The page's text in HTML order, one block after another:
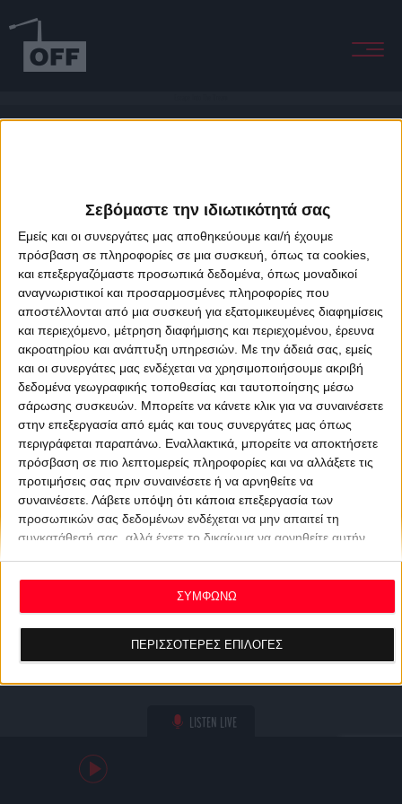
Σεβόμαστε την ιδιωτικότητά σας
Εμείς και οι συνεργάτες μας αποθηκεύουμε και/ή έχουμε
πρόσβαση σε πληροφορίες σε μια συσκευή, όπως τα cookies,
και επεξεργαζόμαστε προσωπικά δεδομένα, όπως μοναδικοί
αναγνωριστικοί και προσαρμοσμένες πληροφορίες που
αποστέλλονται από μια συσκευή για εξατομικευμένες διαφημίσεις
και περιεχόμενο, μέτρηση διαφήμισης και περιεχομένου, έρευνα
ακροατηρίου και ανάπτυξη υπηρεσιών. Με την άδειά σας, εμείς
και οι συνεργάτες μας ενδέχεται να χρησιμοποιήσουμε ακριβή
δεδομένα γεωγραφικής τοποθεσίας και ταυτοποίησης μέσω
σάρωσης συσκευών. Μπορείτε να κάνετε κλικ για να συναινέσετε
στην επεξεργασία από εμάς και τους συνεργάτες μας όπως
περιγράφεται παραπάνω. Εναλλακτικά, μπορείτε να αποκτήσετε
πρόσβαση σε πιο λεπτομερείς πληροφορίες και να αλλάξετε τις
προτιμήσεις σας πριν συναινέσετε ή να αρνηθείτε να
συναινέσετε. Λάβετε υπόψη ότι κάποια επεξεργασία των
προσωπικών σας δεδομένων ενδέχεται να μην απαιτεί τη
συγκατάθεσή σας, αλλά έχετε το δικαίωμα να αρνηθείτε αυτήν
ανακαλέσετε τη συγκατάθεσή σας ανά πάσα στιγμή
επιστρέφοντας σε αυτόν τον ιστότοπο και κάνοντας κλικ στο
κουμπί "Απορρήτου" στο κάτω μέρος της ιστοσελίδας.
ΠΕΡΙΣΣΟΤΕΡΕΣ ΕΠΙΛΟΓΕΣ
ΣΥΜΦΩΝΩ
LISTEN LIVE
About Offradio Business Class Terms & Conditions
Privacy Policy
Designed & developed byporcupine colors&Fotis Alexandrou